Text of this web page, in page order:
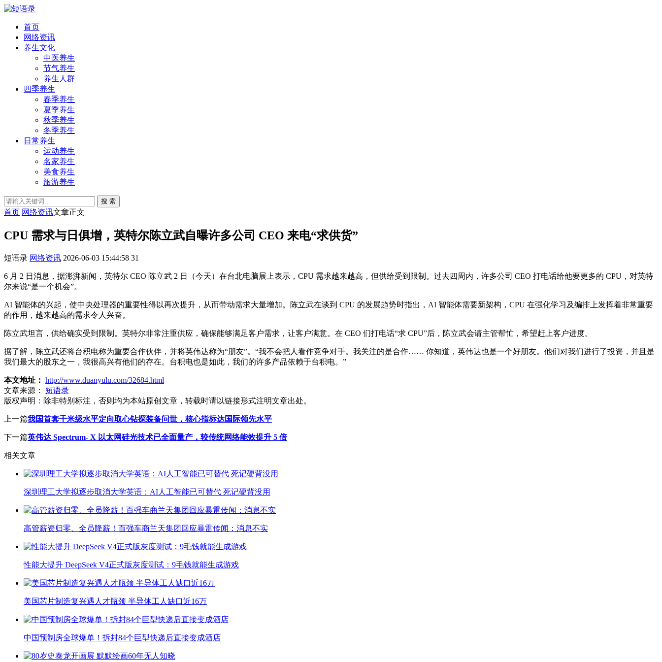
首页
网络资讯
养生文化
中医养生
节气养生
养生人群
四季养生
春季养生
夏季养生
秋季养生
冬季养生
日常养生
运动养生
名家养生
美食养生
旅游养生
搜 索
首页 网络资讯文章正文
CPU 需求与日俱增，英特尔陈立武自曝许多公司 CEO 来电“求供货”
短语录 网络资讯 2026-06-03 15:44:58 31
6 月 2 日消息，据澎湃新闻，英特尔 CEO 陈立武 2 日（今天）在台北电脑展上表示，CPU 需求越来越高，但供给受到限制。过去四周内，许多公司 CEO 打电话给他要更多的 CPU，对英特
尔来说“是一个机会”。
AI 智能体的兴起，使中央处理器的重要性得以再次提升，从而带动需求大量增加。陈立武在谈到 CPU 的发展趋势时指出，AI 智能体需要新架构，CPU 在强化学习及编排上发挥着非常重要
的作用，越来越高的需求令人兴奋。
陈立武坦言，供给确实受到限制。英特尔非常注重供应，确保能够满足客户需求，让客户满意。在 CEO 们打电话“求 CPU”后，陈立武会请主管帮忙，希望赶上客户进度。
据了解，陈立武还将台积电称为重要合作伙伴，并将英伟达称为“朋友”。“我不会把人看作竞争对手。我关注的是合作…… 你知道，英伟达也是一个好朋友。他们对我们进行了投资，并且是
我们最大的股东之一，我很高兴有他们的存在。台积电也是如此，我们的许多产品依赖于台积电。”
本文地址： http://www.duanyulu.com/32684.html
文章来源：
短语录
版权声明： 除非特别标注，否则均为本站原创文章，转载时请以链接形式注明文章出处。
上一篇我国首套千米级水平定向取心钻探装备问世，核心指标达国际领先水平
下一篇英伟达 Spectrum- X 以太网硅光技术已全面量产，较传统网络能效提升 5 倍
相关文章
深圳理工大学拟逐步取消大学英语：AI人工智能已可替代 死记硬背没用
高管薪资归零、全员降薪！百强车商兰天集团回应暴雷传闻：消息不实
性能大提升 DeepSeek V4正式版灰度测试：9毛钱就能生成游戏
美国芯片制造复兴遇人才瓶颈 半导体工人缺口近16万
中国预制房全球爆单！拆封84个巨型快递后直接变成酒店